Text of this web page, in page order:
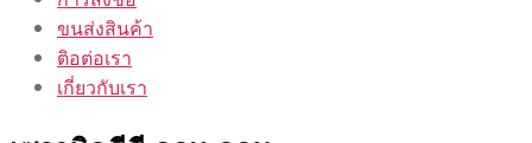
ขนส่งสินค้า
ติอต่อเรา
เกี่ยวกับเรา